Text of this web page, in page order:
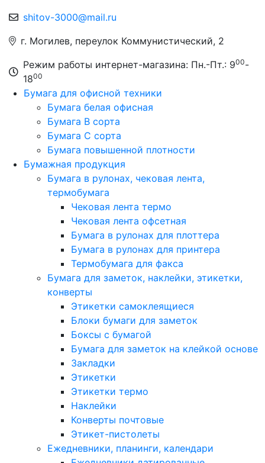
shitov-3000@mail.ru
г. Могилев, переулок Коммунистический, 2
Режим работы интернет-магазина: Пн.-Пт.: 900-
1800
Бумага для офисной техники
Бумага белая офисная
Бумага B сорта
Бумага C сорта
Бумага повышенной плотности
Бумажная продукция
Бумага в рулонах, чековая лента,
термобумага
Чековая лента термо
Чековая лента офсетная
Бумага в рулонах для плоттера
Бумага в рулонах для принтера
Термобумага для факса
Бумага для заметок, наклейки, этикетки,
конверты
Этикетки самоклеящиеся
Блоки бумаги для заметок
Боксы с бумагой
Бумага для заметок на клейкой основе
Закладки
Этикетки
Этикетки термо
Наклейки
Конверты почтовые
Этикет-пистолеты
Ежедневники, планинги, календари